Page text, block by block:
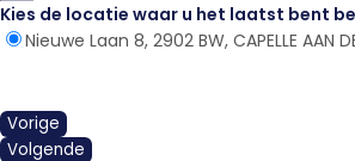
Kies de locatie waar u het laatst bent
Nieuwe Laan 8, 2902 BW, CAPELLE AAN
Vorige
Volgende